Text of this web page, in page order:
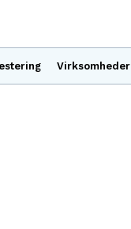
Virksomheder